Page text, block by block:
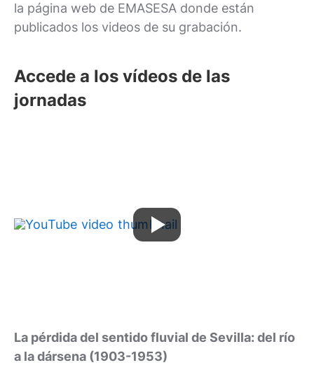
la página web de EMASESA donde están
publicados los videos de su grabación.
Accede a los vídeos de las
jornadas
La pérdida del sentido fluvial de Sevilla: del río
a la dársena (1903-1953)